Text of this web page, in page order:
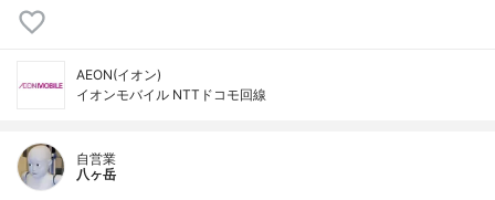
AEON(イオン)
イオンモバイル NTTドコモ回線
自営業
八ヶ岳